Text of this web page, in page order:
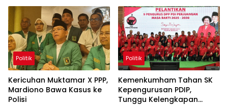
Politik
Kericuhan Muktamar X PPP,
Mardiono Bawa Kasus ke
Polisi
Politik
Kemenkumham Tahan SK
Kepengurusan PDIP,
Tunggu Kelengkapan